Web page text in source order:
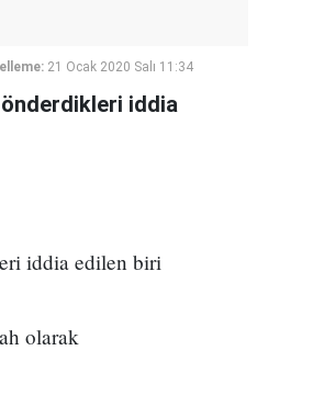
21 Ocak 2020 Salı 11:34
iddia
iddia edilen biri
olarak